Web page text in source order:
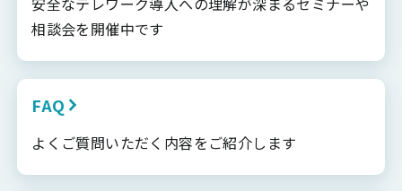
相談会を開催中です
FAQ
よくご質問いただく内容をご紹介します